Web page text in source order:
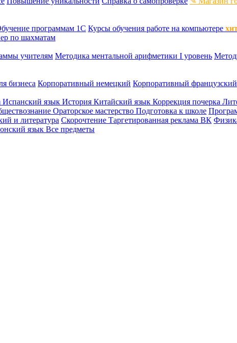
программам 1С Курсы обучения работе на компьютере
по шахматам
учителям Методика ментальной арифметики I уровень
бизнеса Корпоративный немецкий Корпоративный французский
Испанский язык История Китайский язык Коррекция почерка
Ораторское мастерство Подготовка к школе
и литература Скорочтение Таргетированная реклама ВК
язык Все предметы